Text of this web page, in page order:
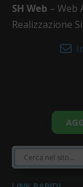
SH Web – Web
Realizzazione